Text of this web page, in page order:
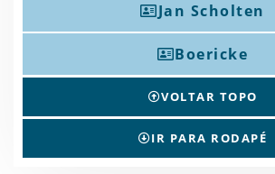
Jan Scholten
Boericke
VOLTAR TOPO
IR PARA RODAPÉ